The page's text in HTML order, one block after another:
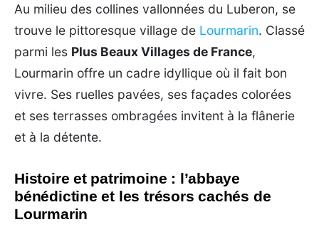
Au milieu des collines vallonnées du Luberon, se
trouve le pittoresque village de Lourmarin. Classé
parmi les Plus Beaux Villages de France,
Lourmarin offre un cadre idyllique où il fait bon
vivre. Ses ruelles pavées, ses façades colorées
et ses terrasses ombragées invitent à la flânerie
et à la détente.
Histoire et patrimoine : l’abbaye
bénédictine et les trésors cachés de
Lourmarin